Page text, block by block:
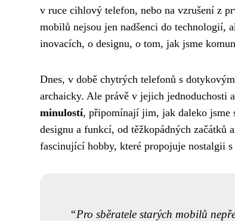
v ruce cihlový telefon, nebo na vzrušení z
mobilů nejsou jen nadšenci do technologií,
inovacích, o designu, o tom, jak jsme
Dnes, v době chytrých telefonů s
archaicky. Ale právě v jejich jednoduchosti
minulostí, připomínají jim, jak daleko jsme
designu a funkcí, od těžkopádných začátků
fascinující hobby, které propojuje nostalgii
Pro sběratele starých mobilů